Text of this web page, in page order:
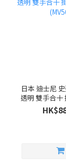
日本 迪士尼
透明 雙手合十
糖